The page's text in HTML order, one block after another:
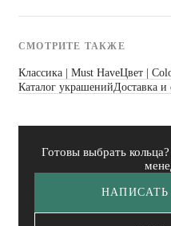
СМОТРИТЕ ТАКЖЕ
Классика | Must HaveЦвет |
Каталог украшенийДоставка и
Готовы выбрать
НАПИСАТЬ